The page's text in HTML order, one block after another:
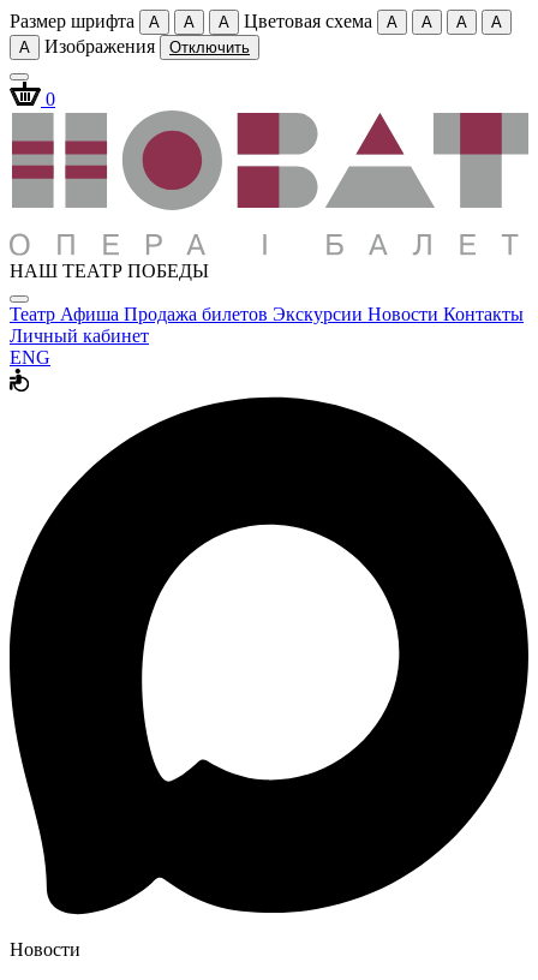
Размер шрифта A A A Цветовая схема A A A
A
A
Изображения Отключить
0
НАШ ТЕАТР ПОБЕДЫ
Театр Афиша Продажа билетов Экскурсии Новости Контакты
Личный кабинет
ENG
Новости